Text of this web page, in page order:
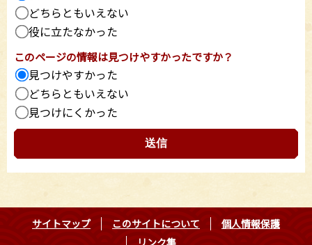
どちらともいえない
役に立たなかった
このページの情報は見つけやすかったですか？
見つけやすかった
どちらともいえない
見つけにくかった
サイトマップ このサイトについて
個人情報保護
リンク集